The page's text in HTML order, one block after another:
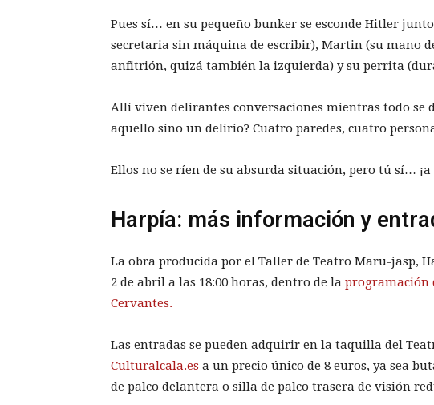
Pues sí… en su pequeño bunker se esconde Hitler
secretaria sin máquina de escribir), Martin (su mano
anfitrión, quizá también la izquierda) y su perrita
Allí viven delirantes conversaciones mientras todo se
aquello sino un delirio? Cuatro paredes, cuatro
Ellos no se ríen de su absurda situación, pero tú sí… ¡a
Harpía: más información y
La obra producida por el Taller de Teatro Maru-jasp,
2 de abril a las 18:00 horas, dentro de la programación
Cervantes.
Las entradas se pueden adquirir en la taquilla del
Culturalcala.es a un precio único de 8 euros, ya sea
de palco delantera o silla de palco trasera de visión